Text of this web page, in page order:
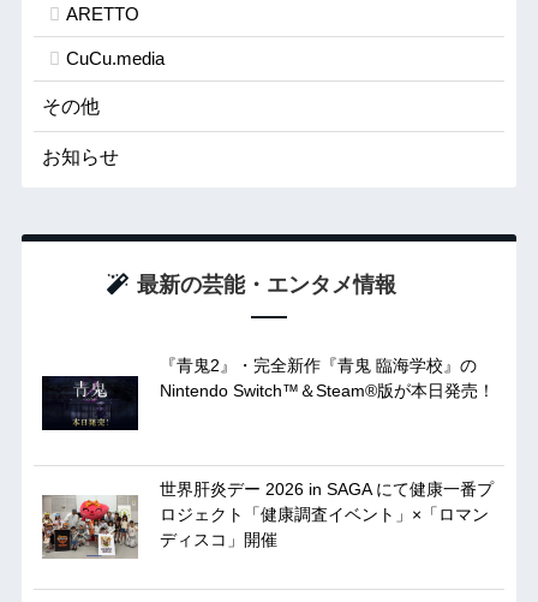
ARETTO
CuCu.media
その他
お知らせ
最新の芸能・エンタメ情報
『青鬼2』・完全新作『青鬼 臨海学校』の
Nintendo Switch™＆Steam®版が本日発売！
世界肝炎デー 2026 in SAGA にて健康一番プ
ロジェクト「健康調査イベント」×「ロマン
ディスコ」開催